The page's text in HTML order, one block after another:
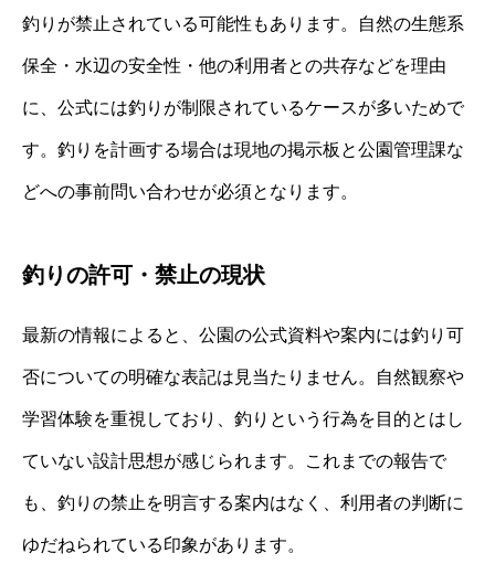
釣りが禁止されている可能性もあります。自然の生態系
保全・水辺の安全性・他の利用者との共存などを理由
に、公式には釣りが制限されているケースが多いためで
す。釣りを計画する場合は現地の掲示板と公園管理課な
どへの事前問い合わせが必須となります。
釣りの許可・禁止の現状
最新の情報によると、公園の公式資料や案内には釣り可
否についての明確な表記は見当たりません。自然観察や
学習体験を重視しており、釣りという行為を目的とはし
ていない設計思想が感じられます。これまでの報告で
も、釣りの禁止を明言する案内はなく、利用者の判断に
ゆだねられている印象があります。